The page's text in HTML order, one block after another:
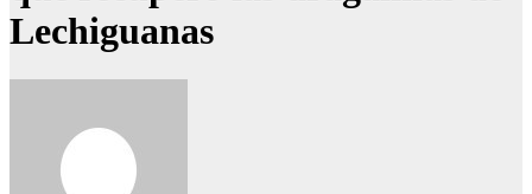
Lechiguanas